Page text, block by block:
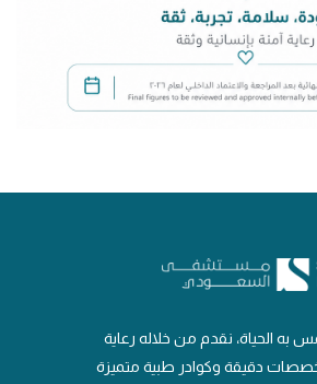
به الحياة، نقدم من خلاله رعاية
دقيقة وكوادر طبية متميزة